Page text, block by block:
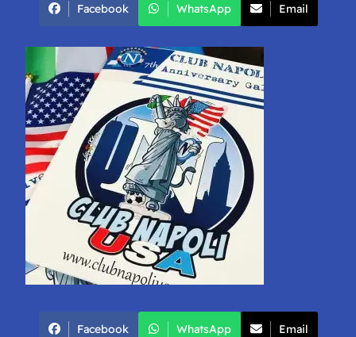
Facebook WhatsApp Email
Facebook WhatsApp Email